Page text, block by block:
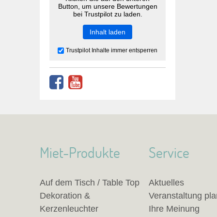
Button, um unsere Bewertungen
bei Trustpilot zu laden.
Inhalt laden
Trustpilot Inhalte immer entsperren
Miet-Produkte
Auf dem Tisch / Table Top
Dekoration &
Kerzenleuchter
Service
Aktuelles
Veranstaltung
Ihre Meinung